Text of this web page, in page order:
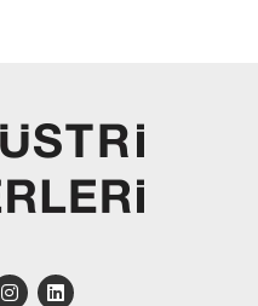
fuarlar, katılımcılara
düzenlenecek
platformu Turkchem